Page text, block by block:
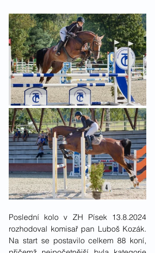
Poslední kolo v ZH Písek 13.8.2024
rozhodoval komisař pan Luboš Kozák.
Na start se postavilo celkem 88 koní,